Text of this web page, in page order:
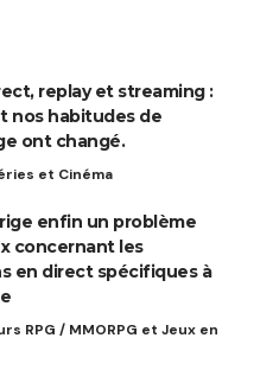
replay et streaming :
nos habitudes de
ont changé.
et Cinéma
enfin un problème
concernant les
en direct spécifiques à
RPG / MMORPG et Jeux en